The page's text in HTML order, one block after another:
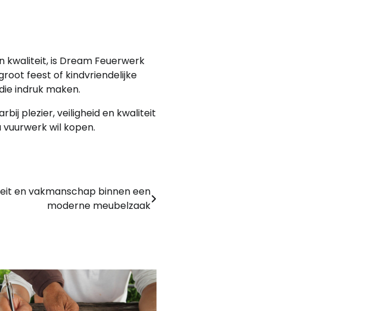
kwaliteit, is Dream Feuerwerk
feest of kindvriendelijke
indruk maken.
plezier, veiligheid en kwaliteit
wil kopen.
en vakmanschap binnen een
moderne meubelzaak